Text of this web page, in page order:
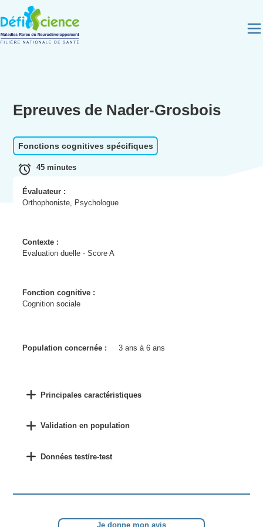
Epreuves de Nader-Grosbois
Fonctions cognitives spécifiques
45 minutes
Évaluateur :
Orthophoniste, Psychologue
Contexte :
Evaluation duelle - Score A
Fonction cognitive :
Cognition sociale
Population concernée : 3 ans à 6 ans
Principales caractéristiques
Validation en population
Données test/re-test
Je donne mon avis
Panneau de gestion des cookies